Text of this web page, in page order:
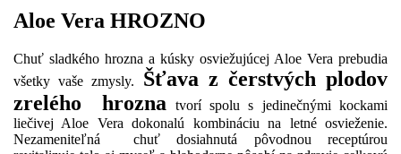
Aloe Vera HROZNO
Chuť sladkého hrozna a kúsky osviežujúcej Aloe Vera prebudia
všetky vaše zmysly. Šťava z čerstvých plodov
zrelého hrozna
tvorí spolu s jedinečnými kockami
liečivej Aloe Vera dokonalú kombináciu na letné osvieženie.
Nezameniteľná chuť dosiahnutá pôvodnou receptúrou